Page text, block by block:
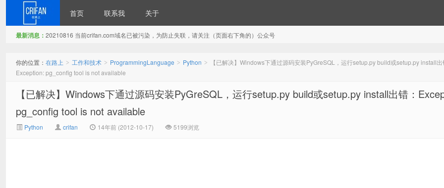
首页 联系我 关于
最新消息： 20210816 当前crifan.com域名已被污染，为防止失联，请关注（页面右下角的）公众号
你的位置： 在路上 > 工作和技术 > ProgrammingLanguage > Python >
【已解决】Windows下通过源码安装PyGreSQL，运行setup.py build或setup.py install
Exception: pg_config tool is not available
【已解决】Windows下通过源码安装PyGreSQL，运行setup.py build或setup.py install出错：
pg_config tool is not available
Python crifan 14年前 (2012-10-17) 5199浏览